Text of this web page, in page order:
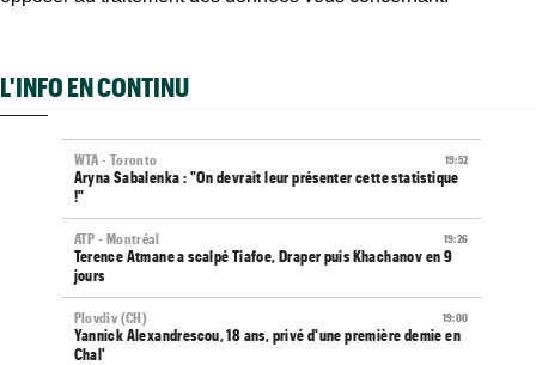
L'INFO EN CONTINU
19:52
WTA - Toronto
Aryna Sabalenka : "On devrait leur présenter cette statistique
!"
19:26
ATP - Montréal
Terence Atmane a scalpé Tiafoe, Draper puis Khachanov en 9
jours
19:00
Plovdiv (CH)
Yannick Alexandrescou, 18 ans, privé d'une première demie en
Chal'